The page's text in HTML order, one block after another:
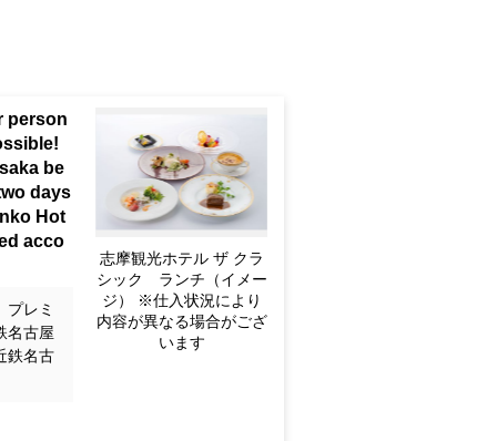
志摩観光ホテル ザ クラ
シック ランチ（イメー
ジ） ※仕入状況により
内容が異なる場合がござ
います
person
be
days
Hot
acco
プレミ
名古屋
鉄名古